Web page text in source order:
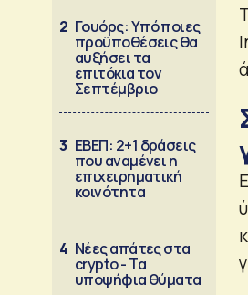
2 Γουόρς: Υπό ποιες
προϋποθέσεις θα
αυξήσει τα
επιτόκια τον
Σεπτέμβριο
3 ΕΒΕΠ: 2+1 δράσεις
που αναμένει η
επιχειρηματική
κοινότητα
4 Νέες απάτες στα
crypto - Τα
υποψήφια θύματα